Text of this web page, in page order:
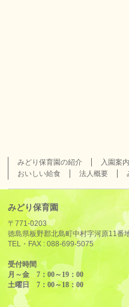
みどり保育園の紹介 入園案内
おいしい給食
法人概要
みどり保育園
〒771-0203
徳島県板野郡北島町中村字河原11番
TEL・FAX :088-699-5075
受付時間
月～金 7：00～19：00
土曜日 7：00～18：00